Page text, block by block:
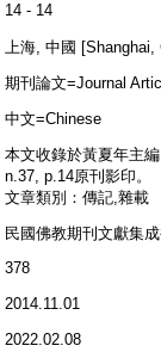
14 - 14
上海, 中國 [Shanghai,
期刊論文=Journal
中文=Chinese
本文收錄於黃夏年主
n.37, p.14原刊影印。
文章類別：傳記,雜載
民國佛教期刊文獻集
378
2014.11.01
2022.02.08